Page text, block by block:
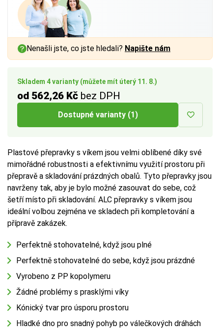
Skladem 4 varianty (můžete mít úterý 11. 8.)
od 562,26 Kč bez DPH
Dostupné varianty (1)
Plastové přepravky s víkem jsou velmi oblíbené díky své
mimořádné robustnosti a efektivnímu využití prostoru při
přepravě a skladování prázdných obalů. Tyto přepravky jsou
navrženy tak, aby je bylo možné zasouvat do sebe, což
šetří místo při skladování. ALC přepravky s víkem jsou
ideální volbou zejména ve skladech při kompletování a
přípravě zakázek.
Perfektně stohovatelné, když jsou plné
Perfektně stohovatelné do sebe, když jsou prázdné
Vyrobeno z PP kopolymeru
Žádné problémy s prasklými víky
Kónický tvar pro úsporu prostoru
Hladké dno pro snadný pohyb po válečkových dráhách
Nenašli jste, co jste hledali? Napište nám